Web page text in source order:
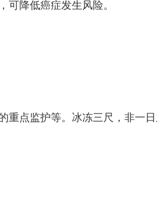
可降低癌症发生风险。
重点监护等。冰冻三尺，非一